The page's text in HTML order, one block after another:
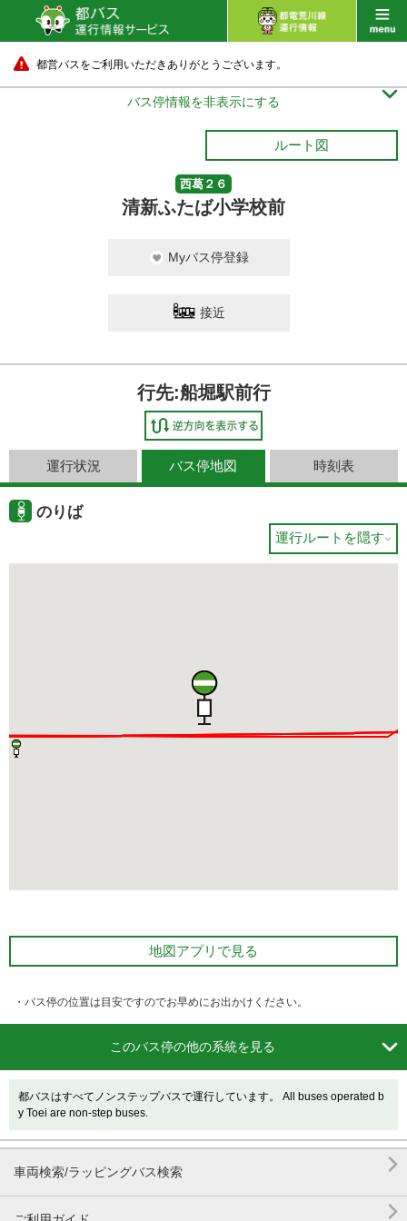
都営バスをご利用いただきありがとうございます。
バス停情報を非表示にする 
ルート図
西葛２６
清新ふたば小学校前
Myバス停登録
接近
行先:船堀駅前行
運行状況 バス停地図 時刻表
のりば
運行ルートを隠す
地図アプリで見る
・バス停の位置は目安ですのでお早めにお出かけください。
このバス停の他の系統を見る 
都バスはすべてノンステップバスで運行しています。 All buses operated b
y Toei are non-step buses.
車両検索/ラッピングバス検索 
